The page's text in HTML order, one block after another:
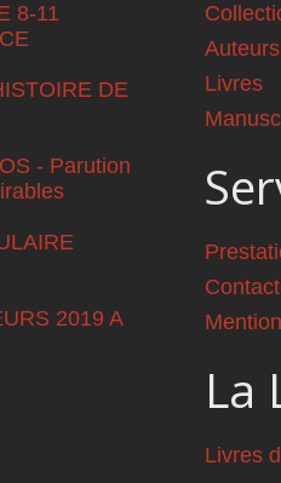
8-11
DE
- Parution
2019 A
Auteurs
Livres
La
Livres